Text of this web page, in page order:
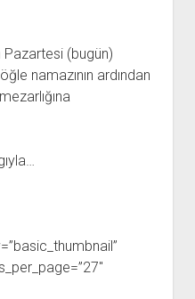
KİTAPLIĞI
KİTAPLIĞI
Pazartesi (bugün)
namazının ardından